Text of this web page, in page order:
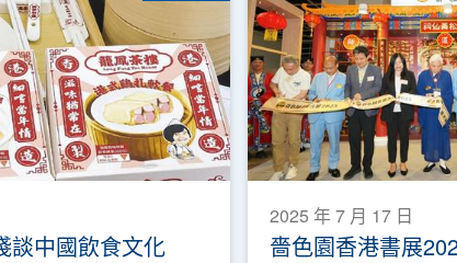
中國飲食文化
2025 年 7 月 17 日
嗇色園香港書展